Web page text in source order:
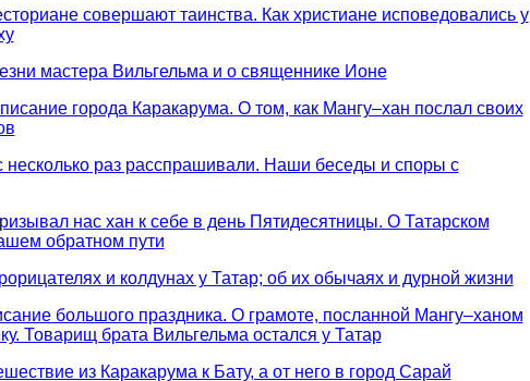
совершают таинства. Как христиане исповедовались у
мастера Вильгельма и о священнике Ионе
города Каракарума. О том, как Мангу–хан послал своих
раз расспрашивали. Наши беседы и споры с
нас хан к себе в день Пятидесятницы. О Татарском
обратном пути
и колдунах у Татар; об их обычаях и дурной жизни
большого праздника. О грамоте, посланной Мангу–ханом
Товарищ брата Вильгельма остался у Татар
из Каракарума к Бату, а от него в город Сарай